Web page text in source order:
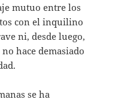
mutuo entre los
con el inquilino
ni, desde luego,
hace demasiado
se ha